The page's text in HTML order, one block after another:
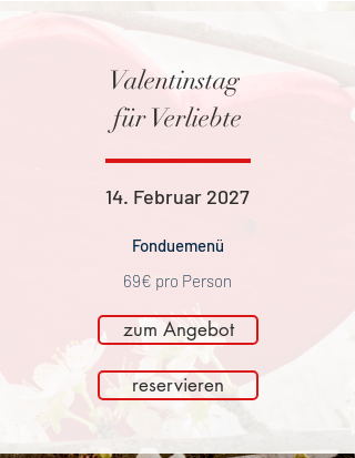
Valentinstag
für Verliebte
14. Februar 2027
Fonduemenü
69€ pro Person
zum Angebot
reservieren